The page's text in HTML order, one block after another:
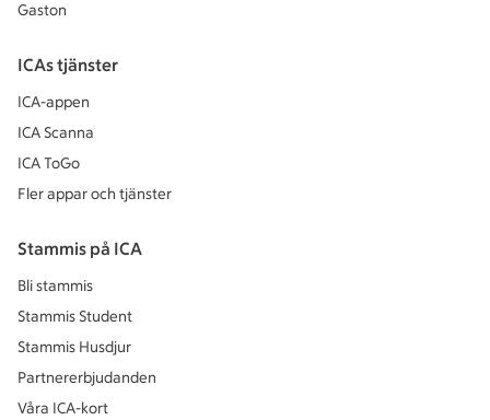
Gaston
ICAs tjänster
ICA-appen
ICA Scanna
ICA ToGo
Fler appar och tjänster
Stammis på ICA
Bli stammis
Stammis Student
Stammis Husdjur
Partnererbjudanden
Våra ICA-kort